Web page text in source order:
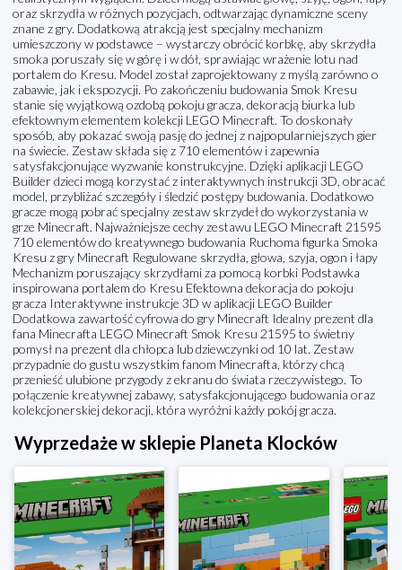
oraz skrzydła w różnych pozycjach, odtwarzając dynamiczne sceny
znane z gry. Dodatkową atrakcją jest specjalny mechanizm
umieszczony w podstawce – wystarczy obrócić korbkę, aby skrzydła
smoka poruszały się w górę i w dół, sprawiając wrażenie lotu nad
portalem do Kresu. Model został zaprojektowany z myślą zarówno o
zabawie, jak i ekspozycji. Po zakończeniu budowania Smok Kresu
stanie się wyjątkową ozdobą pokoju gracza, dekoracją biurka lub
efektownym elementem kolekcji LEGO Minecraft. To doskonały
sposób, aby pokazać swoją pasję do jednej z najpopularniejszych gier
na świecie. Zestaw składa się z 710 elementów i zapewnia
satysfakcjonujące wyzwanie konstrukcyjne. Dzięki aplikacji LEGO
Builder dzieci mogą korzystać z interaktywnych instrukcji 3D, obracać
model, przybliżać szczegóły i śledzić postępy budowania. Dodatkowo
gracze mogą pobrać specjalny zestaw skrzydeł do wykorzystania w
grze Minecraft. Najważniejsze cechy zestawu LEGO Minecraft 21595
710 elementów do kreatywnego budowania Ruchoma figurka Smoka
Kresu z gry Minecraft Regulowane skrzydła, głowa, szyja, ogon i łapy
Mechanizm poruszający skrzydłami za pomocą korbki Podstawka
inspirowana portalem do Kresu Efektowna dekoracja do pokoju
gracza Interaktywne instrukcje 3D w aplikacji LEGO Builder
Dodatkowa zawartość cyfrowa do gry Minecraft Idealny prezent dla
fana Minecrafta LEGO Minecraft Smok Kresu 21595 to świetny
pomysł na prezent dla chłopca lub dziewczynki od 10 lat. Zestaw
przypadnie do gustu wszystkim fanom Minecrafta, którzy chcą
przenieść ulubione przygody z ekranu do świata rzeczywistego. To
połączenie kreatywnej zabawy, satysfakcjonującego budowania oraz
kolekcjonerskiej dekoracji, która wyróżni każdy pokój gracza.
Wyprzedaże w sklepie Planeta Klocków